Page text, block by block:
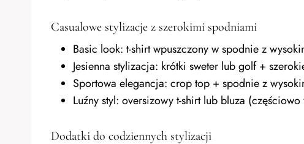
Casualowe stylizacje z szerokimi spodniami
Basic look: t-shirt wpuszczony w spodnie z
Jesienna stylizacja: krótki sweter lub golf +
Sportowa elegancja: crop top + spodnie z
Luźny styl: oversizowy t-shirt lub bluza
Dodatki do codziennych stylizacji